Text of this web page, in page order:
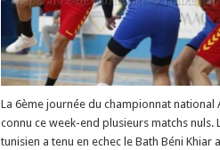
La 6ème journée du championnat national
connu ce week-end plusieurs matchs nuls.
tunisien a tenu en echec le Bath Béni Khiar